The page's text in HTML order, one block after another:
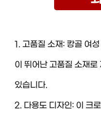
1. 고품질 소재: 캉골 여
이 뛰어난 고품질 소재
있습니다.
2. 다용도 디자인: 이 크